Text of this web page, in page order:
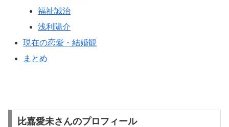
福祉誠治
浅利陽介
現在の恋愛・結婚観
まとめ
比嘉愛未さんのプロフィール